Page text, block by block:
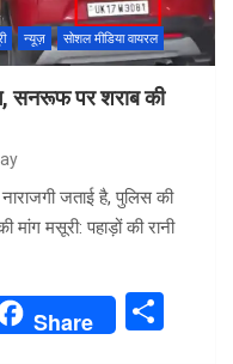
न्यूज़ सोशल मीडिया वायरल
सनरूफ पर शराब की
जताई है, पुलिस की
मांग मसूरी: पहाड़ों की रानी
Share